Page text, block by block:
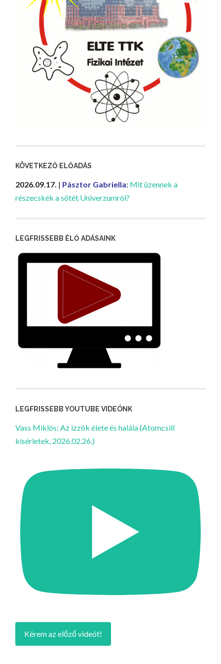
KÖVETKEZŐ ELŐADÁS
2026.09.17. | Pásztor Gabriella: Mit üzennek a
részecskék a sötét Univerzumról?
LEGFRISSEBB ÉLŐ ADÁSAINK
LEGFRISSEBB YOUTUBE VIDEÓNK
Vass Miklós: Az izzók élete és halála (Atomcsill
kísérletek, 2026.02.26.)
Kérem az előző videót!